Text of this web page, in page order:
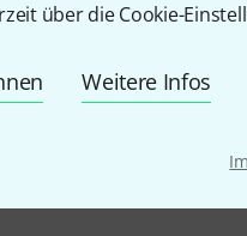
über die Cookie-
Weitere Infos